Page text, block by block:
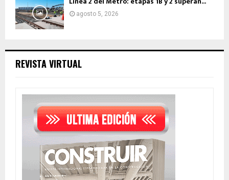
agosto 5, 2026
REVISTA VIRTUAL